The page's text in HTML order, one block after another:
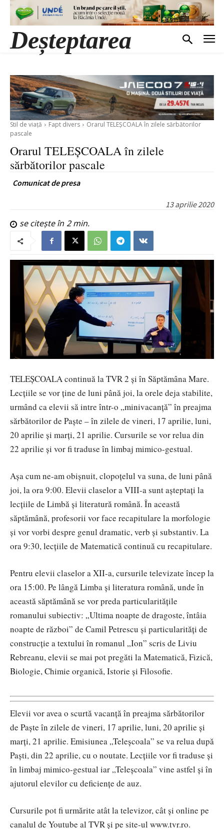
Deșteptarea
Stil de viață Fapt divers
Orarul TELEȘCOALA în zilele sărbătorilor
pascale
Orarul TELEȘCOALA în zilele
sărbătorilor pascale
Comunicat de presa
13 aprilie 2020
se citește în 2min.
TELEȘCOALA continuă la TVR 2 şi în Săptămâna Mare.
Lecţiile se vor ţine de luni până joi, la orele deja stabilite,
urmând ca elevii să intre într-o „minivacanță” în preajma
sărbătorilor de Paşte – în zilele de vineri, 17 aprilie, luni,
20 aprilie şi marţi, 21 aprilie. Cursurile se vor relua din
22 aprilie şi vor fi traduse în limbaj mimico-gestual.
Aşa cum ne-am obişnuit, clopoţelul va suna, de luni până
joi, la ora 9:00. Elevii claselor a VIII-a sunt aşteptaţi la
lecţiile de Limbă şi literatură română. În această
săptămână, profesorii vor face recapitulare la morfologie
şi vor vorbi despre genul dramatic, verb şi substantiv. La
ora 9:30, lecţiile de Matematică continuă cu recapitulare.
Pentru elevii claselor a XII-a, cursurile televizate încep la
ora 15:00. Pe lângă Limba şi literatura română, unde în
această săptămână se vor preda particularităţile
romanului subiectiv: „Ultima noapte de dragoste, întâia
noapte de război” de Camil Petrescu şi particularități de
construcție a textului în romanul „Ion” scris de Liviu
Rebreanu, elevii se mai pot pregăti la Matematică, Fizică,
Biologie, Chimie organică, Istorie şi Filosofie.
Elevii vor avea o scurtă vacanţă în preajma sărbătorilor
de Paşte în zilele de vineri, 17 aprilie, luni, 20 aprilie şi
marţi, 21 aprilie. Emisiunea „Teleşcoala” se va relua după
Paşti, din 22 aprilie, cu o noutate. Lecţiile vor fi traduse şi
în limbaj mimico-gestual iar „Teleşcoala” vine astfel şi în
ajutorul elevilor cu deficiențe de auz.
Cursurile pot fi urmărite atât la televizor, cât şi online pe
canalul de Youtube al TVR şi pe site-ul www.tvr.ro.